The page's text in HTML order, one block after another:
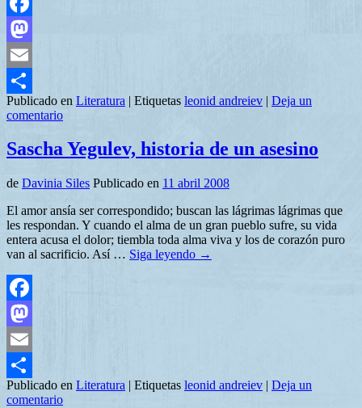
Facebook
Mastodon
Email
Compartir
Publicado en Literatura | Etiquetas leonid andreiev | Deja un
comentario
Sascha Yegulev, historia de un asesino
de Davinia Siles Publicado en 11 abril 2008
El amor ansía ser correspondido; buscan las lágrimas lágrimas que
les respondan. Y cuando el alma de un gran pueblo sufre, su vida
entera acusa el dolor; tiembla toda alma viva y los de corazón puro
van al sacrificio. Así … Siga leyendo →
Facebook
Mastodon
Email
Compartir
Publicado en Literatura | Etiquetas leonid andreiev | Deja un
comentario